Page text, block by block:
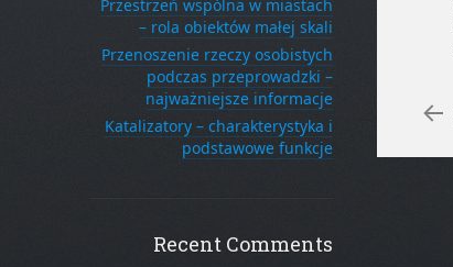
Przestrzeń wspólna w miastach
– rola obiektów małej skali
Przenoszenie rzeczy osobistych
podczas przeprowadzki –
najważniejsze informacje
Katalizatory – charakterystyka i
podstawowe funkcje
Recent Comments